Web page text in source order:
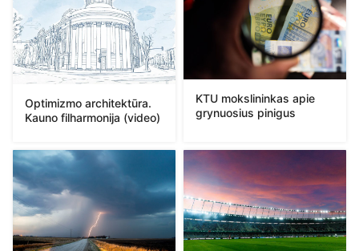
Optimizmo architektūra.
Kauno filharmonija (video)
KTU mokslininkas apie
grynuosius pinigus